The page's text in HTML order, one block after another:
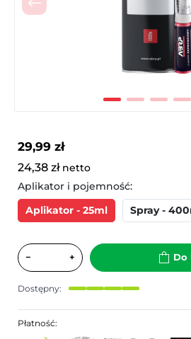
Poprzedni
29,99 zł
24,38 zł netto
Aplikator i pojemność:
Aplikator - 25ml
Spray -
− + Do
Dostępny:
Płatność: